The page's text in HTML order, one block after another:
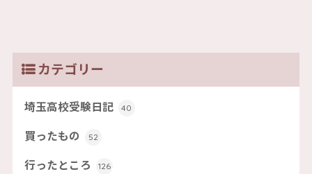
カテゴリー
埼玉高校受験日記 40
買ったもの 52
行ったところ 126